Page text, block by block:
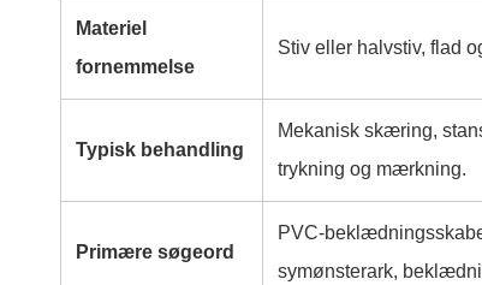
Materiel
fornemmelse
Stiv eller halvstiv, flad
Typisk behandling
Mekanisk skæring,
trykning og mærkning.
Primære søgeord
PVC-
symønsterark,